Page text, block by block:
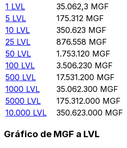
1 LVL 35.062,3 MGF
5 LVL 175.312 MGF
10 LVL 350.623 MGF
25 LVL 876.558 MGF
50 LVL 1.753.120 MGF
100 LVL 3.506.230 MGF
500 LVL 17.531.200 MGF
1000 LVL 35.062.300 MGF
5000 LVL 175.312.000 MGF
10.000 LVL 350.623.000 MGF
Gráfico de MGF a LVL